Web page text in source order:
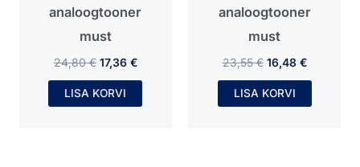
analoogtooner
must
24,80€ 17,36 €
LISA KORVI
analoogtooner
must
23,55€ 16,48 €
LISA KORVI